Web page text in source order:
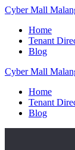
Skip
content
CyberMall
Home
Tenant
Blog
CyberMall
Home
Tenant
Blog